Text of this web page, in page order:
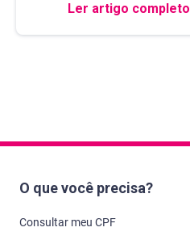
Ler artigo completo
O que você precisa?
Consultar meu CPF